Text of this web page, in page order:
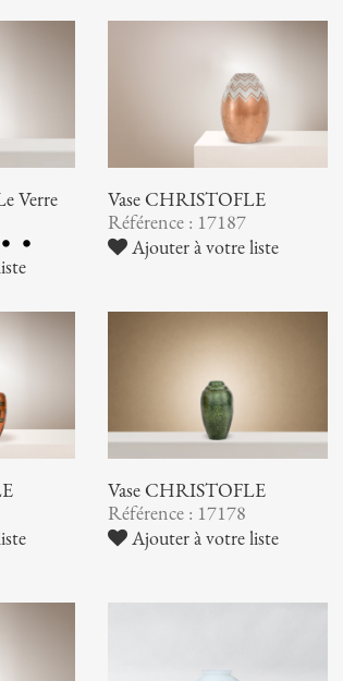
Verre
Vase CHRISTOFLE
Référence : 17187
Ajouter à votre liste
Vase CHRISTOFLE
Référence : 17178
Ajouter à votre liste